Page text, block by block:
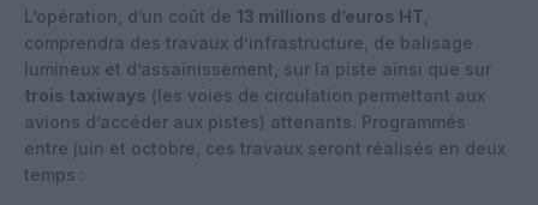
L’opération, d’un coût de 13 millions d’euros HT
comprendra des travaux d’infrastructure, de balisage
lumineux et d’assainissement, sur la piste ainsi que sur
trois taxiways (les voies de circulation permettant aux
avions d’accéder aux pistes) attenants. Programmés
entre juin et octobre, ces travaux seront réalisés en deux
temps :